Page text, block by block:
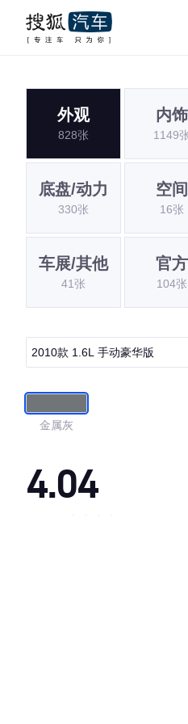
外观
828张
内饰
1149
底盘/动力
330张
空间
16张
车展/其他
41张
官方
104张
2010款 1.6L 手动豪华版
金属灰
4.04